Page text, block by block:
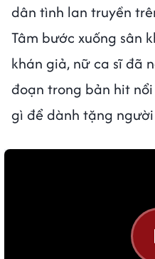
dân tình lan truyền
Tâm bước xuống sân
khán giả, nữ ca sĩ đã
đoạn trong bản hit
gì để dành tặng